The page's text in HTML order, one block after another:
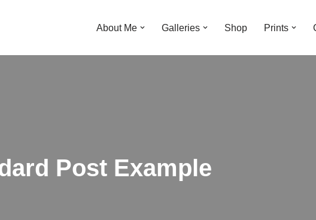
About Me Galleries Shop Prints
Post Example